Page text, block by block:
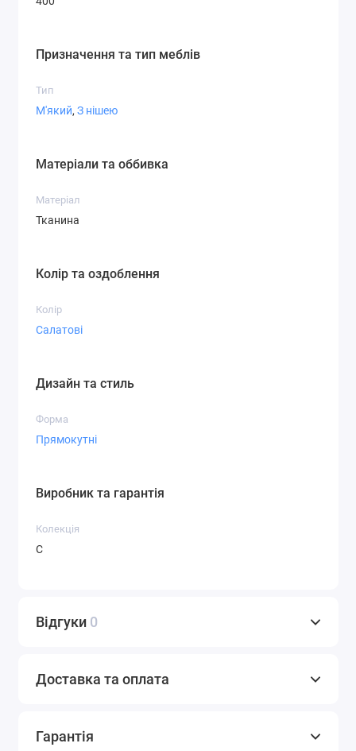
Призначення та тип меблів
Тип
М'який, З нішею
Матеріали та оббивка
Матеріал
Тканина
Колір та оздоблення
Колір
Салатові
Дизайн та стиль
Форма
Прямокутні
Виробник та гарантія
Колекція
С
Відгуки 0
Доставка та оплата
Гарантія